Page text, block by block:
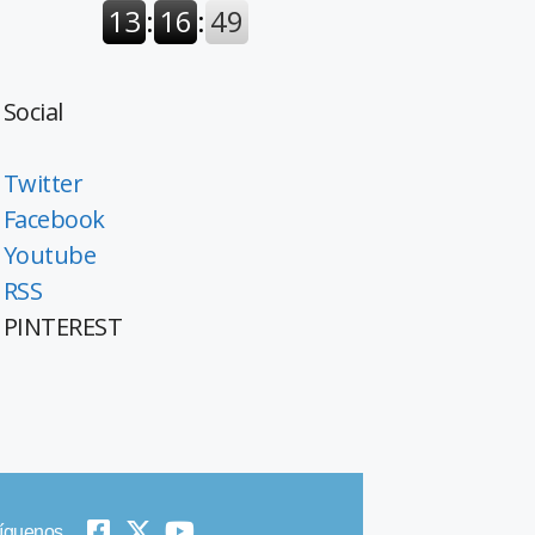
Social
Twitter
Facebook
Youtube
RSS
PINTEREST